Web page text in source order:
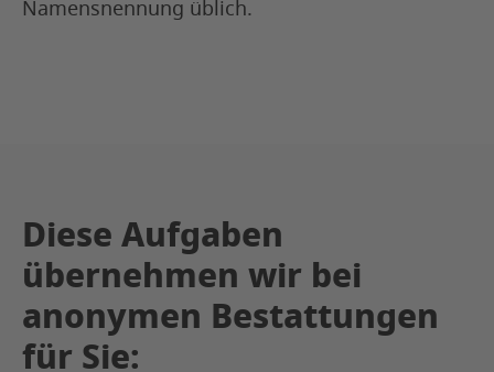
Namensnennung üblich.
Diese Aufgaben
übernehmen wir bei
anonymen Bestattungen
für Sie: